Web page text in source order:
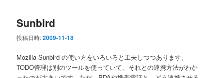
Sunbird
投稿日時:2009-11-18
Mozilla Sunbird の使い方をいろいろと工夫しつつあります。
TODO管理は別のツールを使っていて、それとの連携方法がわか